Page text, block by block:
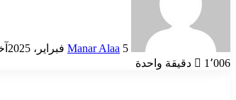
Manar Alaa 5 فبراير، 2025
1٬006
دقيقة واحدة